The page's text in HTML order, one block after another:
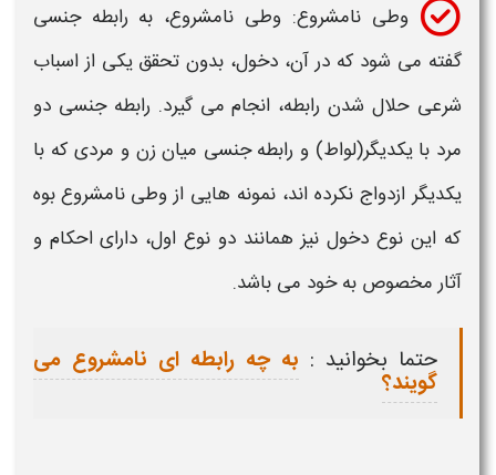
وطی نامشروع: وطی نامشروع، به رابطه جنسی
گفته می شود که در آن، دخول، بدون تحقق یکی از اسباب
شرعی حلال شدن رابطه، انجام می گیرد. رابطه جنسی دو
مرد با یکدیگر(لواط) و رابطه جنسی میان زن و مردی که با
یکدیگر ازدواج نکرده اند، نمونه هایی ازوطی نامشروع بوه
که این نوع دخول نیز همانند دو نوع اول، دارای احکام و
آثارمخصوص به خود می باشد.
حتما بخوانید : به چه رابطه ای نامشروع می
گویند؟